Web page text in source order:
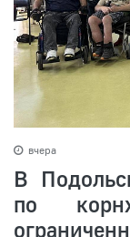
вчера
В
по